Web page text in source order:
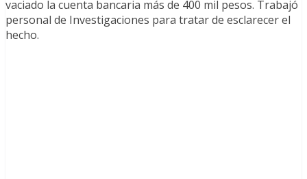
vaciado la cuenta bancaria más de 400 mil pesos. Trabajó
personal de Investigaciones para tratar de esclarecer el
hecho.